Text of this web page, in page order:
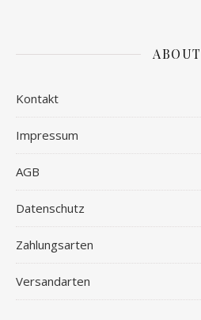
ABOUT
Kontakt
Impressum
AGB
Datenschutz
Zahlungsarten
Versandarten